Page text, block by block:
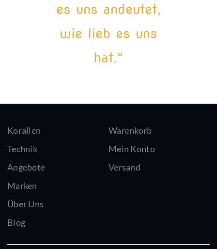
es uns andeutet,
wie lieb es uns
hat.“
Korallen
Technik
Angebote
Marken
Über Uns
Blog
Warenkorb
Mein Konto
Versand